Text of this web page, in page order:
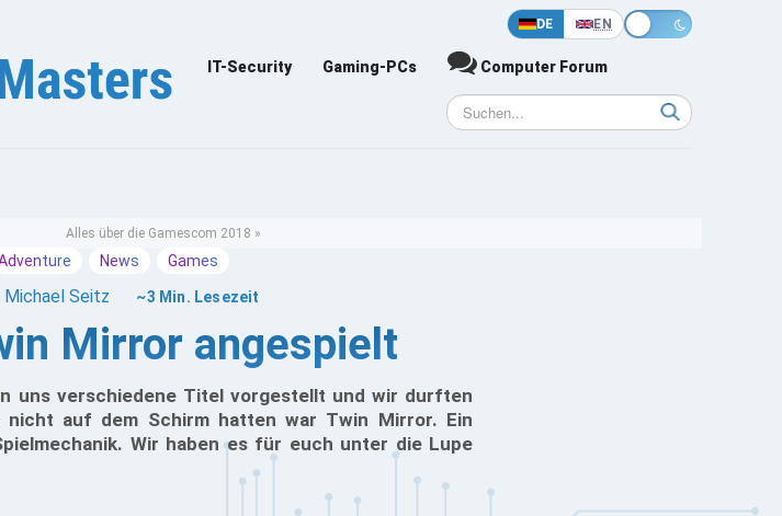
DE EN
IT-Security Gaming-PCs Computer Forum
Alles über die Gamescom 2018 »
News Games
Michael Seitz ~3 Min. Lesezeit
Mirror angespielt
uns verschiedene Titel vorgestellt und wir durften
nicht auf dem Schirm hatten war Twin Mirror. Ein
Wir haben es für euch unter die Lupe